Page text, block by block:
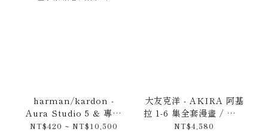
harman/kardon -
Aura Studio 5 & 專用
收納保護殼 - 新五代琉璃
NT$420 ~ NT$10,500
大友克洋 - AKIRA 阿基
拉 1-6 集全套漫畫 / 台灣
繁體中文 / 東立出版
NT$4,580